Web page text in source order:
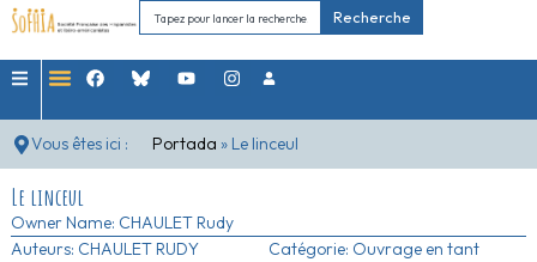
Recherche
Vous êtes ici : Portada » Le linceul
Le linceul
Owner Name: CHAULET Rudy
Auteurs: CHAULET RUDY
Catégorie: Ouvrage en tant